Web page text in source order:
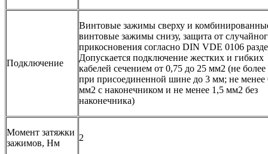
Подключение
Винтовые зажимы сверху и
винтовые зажимы снизу, защита от
прикосновения согласно DIN VDE 0106
Допускается подключение жестких и гибких
кабелей сечением от 0,75 до 25 мм2 (не
при присоединенной шине до 3 мм; не менее
мм2 с наконечником и не менее 1,5 мм2 без
наконечника)
Момент затяжки
зажимов, Нм
2